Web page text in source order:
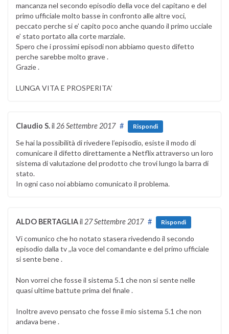
mancanza nel secondo episodio della voce del capitano e del
primo ufficiale molto basse in confronto alle altre voci,
peccato perche si e’ capito poco anche quando il primo ucciale
e’ stato portato alla corte marziale.
Spero che i prossimi episodi non abbiamo questo difetto
perche sarebbe molto grave .
Grazie .
LUNGA VITA E PROSPERITA’
Claudio S.il 26 Settembre 2017 # Rispondi
Se hai la possibilità di rivedere l’episodio, esiste il modo di
comunicare il difetto direttamente a Netflix attraverso un loro
sistema di valutazione del prodotto che trovi lungo la barra di
stato.
In ogni caso noi abbiamo comunicato il problema.
ALDO BERTAGLIAil 27 Settembre 2017 # Rispondi
Vi comunico che ho notato stasera rivedendo il secondo
episodio dalla tv ,,la voce del comandante e del primo ufficiale
si sente bene .
Non vorrei che fosse il sistema 5.1 che non si sente nelle
quasi ultime battute prima del finale .
Inoltre avevo pensato che fosse il mio sistema 5.1 che non
andava bene .